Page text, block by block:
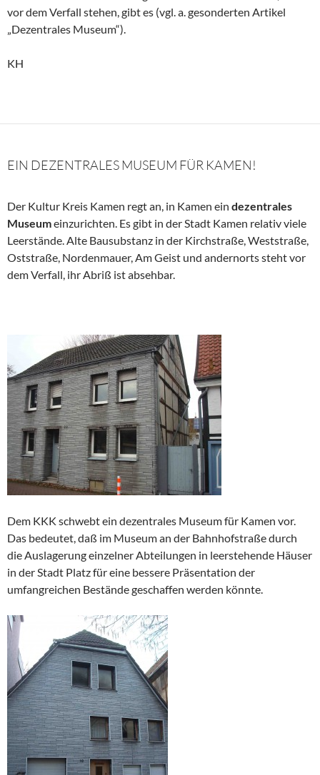
vor dem Verfall stehen, gibt es (vgl. a. gesonderten Artikel
„Dezentrales Museum“).
KH
EIN DEZENTRALES MUSEUM FÜR KAMEN!
Der Kultur Kreis Kamen regt an, in Kamen ein dezentrales
Museumeinzurichten. Es gibt in der Stadt Kamen relativ viele
Leerstände. Alte Bausubstanz in der Kirchstraße, Weststraße,
Oststraße, Nordenmauer, Am Geist und andernorts steht vor
dem Verfall, ihr Abriß ist absehbar.
Dem KKK schwebt ein dezentrales Museum für Kamen vor.
Das bedeutet, daß im Museum an der Bahnhofstraße durch
die Auslagerung einzelner Abteilungen in leerstehende Häuser
in der Stadt Platz für eine bessere Präsentation der
umfangreichen Bestände geschaffen werden könnte.